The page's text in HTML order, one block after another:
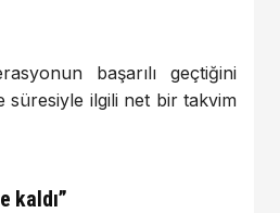
başarılı geçtiğini
süresiyle ilgili net bir takvim
kaldı”